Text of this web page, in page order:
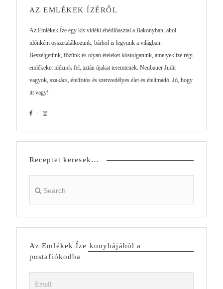
AZ EMLÉKEK ÍZÉRŐL
Az Emlékek Íze egy kis vidéki ebédlőasztal a Bakonyban, ahol
időnként összetalálkozunk, bárhol is legyünk a világban.
Beszélgetünk, főzünk és olyan ételeket kóstolgatunk, amelyek íze régi
emlékeket idéznek fel, aztán újakat teremtenek. Neubauer Judit
vagyok, szakács, ételfotós és szenvedélyes élet és ételimádó. Jó, hogy
itt vagy!
Receptet keresek…
Az Emlékek Íze konyhájából a
postafiókodba